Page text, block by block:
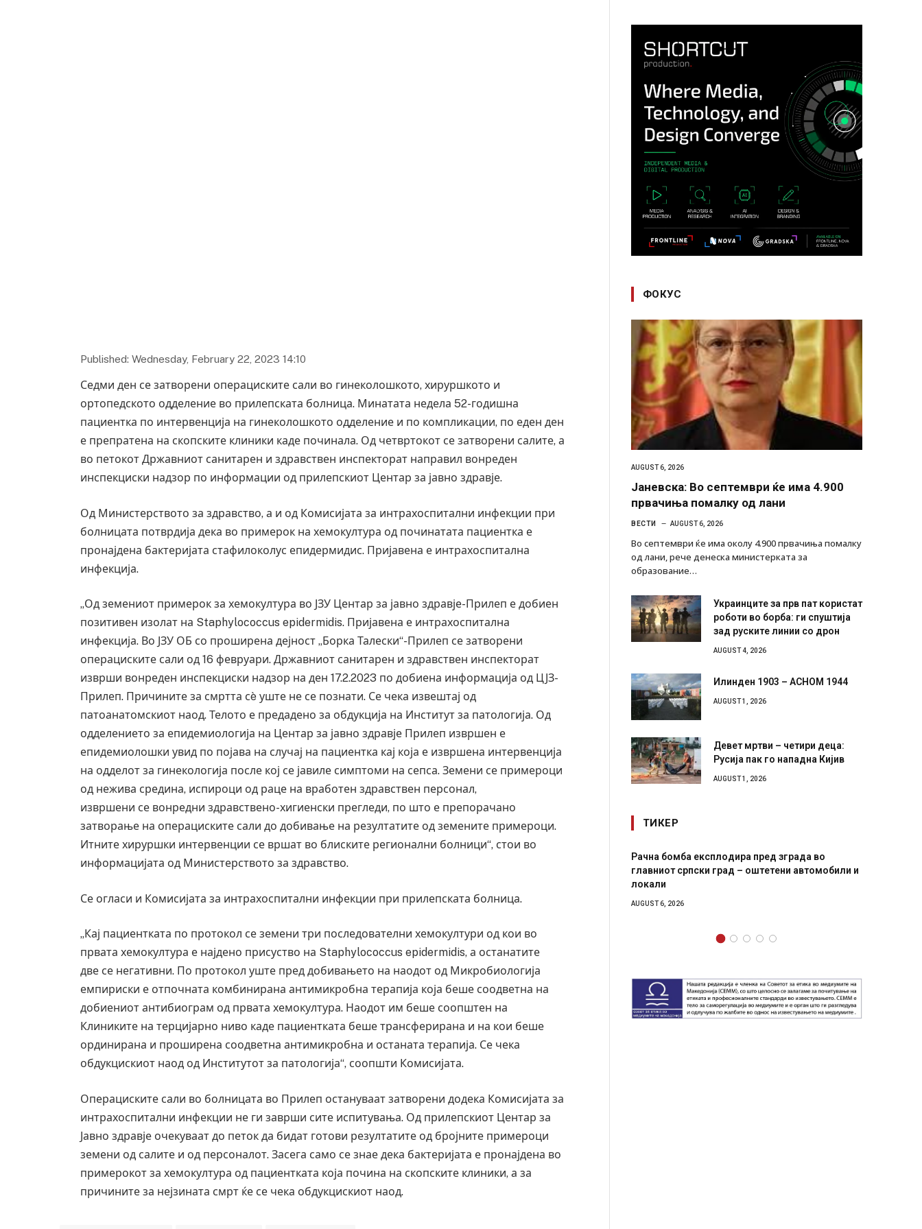
Published: Wednesday, February 22, 2023 14:10
Седми ден се затворени операциските сали во гинеколошкото, хируршкото и
ортопедското одделение во прилепската болница. Минатата недела 52-годишна
пациентка по интервенција на гинеколошкото одделение и по компликации, по еден ден
е препратена на скопските клиники каде починала. Од четвртокот се затворени салите, а
во петокот Државниот санитарен и здравствен инспекторат направил вонреден
инспекциски надзор по информации од прилепскиот Центар за јавно здравје.
Од Министерството за здравство, а и од Комисијата за интрахоспитални инфекции при
болницата потврдија дека во примерок на хемокултура од починатата пациентка е
пронајдена бактеријата стафилоколус епидермидис. Пријавена е интрахоспитална
инфекција.
„Од земениот примерок за хемокултура во ЈЗУ Центар за јавно здравје-Прилеп е добиен
позитивен изолат на Staphylococcus epidermidis. Пријавена е интрахоспитална
инфекција. Во ЈЗУ ОБ со проширена дејност „Борка Талески“-Прилеп се затворени
операциските сали од 16 февруари. Државниот санитарен и здравствен инспекторат
изврши вонреден инспекциски надзор на ден 17.2.2023 по добиена информација од ЦЈЗ-
Прилеп. Причините за смртта сè уште не се познати. Се чека извештај од
патоанатомскиот наод. Телото е предадено за обдукција на Институт за патологија. Од
одделението за епидемиологија на Центар за јавно здравје Прилеп извршен е
епидемиолошки увид по појава на случај на пациентка кај која е извршена интервенција
на одделот за гинекологија после кој се јавиле симптоми на сепса. Земени се примероци
од нежива средина, испироци од раце на вработен здравствен персонал,
извршени се вонредни здравствено-хигиенски прегледи, по што е препорачано
затворање на операциските сали до добивање на резултатите од земените примероци.
Итните хируршки интервенции се вршат во блиските регионални болници“, стои во
информацијата од Министерството за здравство.
Се огласи и Комисијата за интрахоспитални инфекции при прилепската болница.
„Кај пациентката по протокол се земени три последователни хемокултури од кои во
првата хемокултура е најдено присуство на Staphylococcus epidermidis, а останатите
две се негативни. По протокол уште пред добивањето на наодот од Микробиологија
емпириски е отпочната комбинирана антимикробна терапија која беше соодветна на
добиениот антибиограм од првата хемокултура. Наодот им беше соопштен на
Клиниките на терцијарно ниво каде пациентката беше трансферирана и на кои беше
ординирана и проширена соодветна антимикробна и останата терапија. Се чека
обдукцискиот наод од Институтот за патологија“, соопшти Комисијата.
Операциските сали во болницата во Прилеп остануваат затворени додека Комисијата за
интрахоспитални инфекции не ги заврши сите испитувања. Од прилепскиот Центар за
Јавно здравје очекуваат до петок да бидат готови резултатите од бројните примероци
земени од салите и од персоналот. Засега само се знае дека бактеријата е пронајдена во
примерокот за хемокултура од пациентката која почина на скопските клиники, а за
причините за нејзината смрт ќе се чека обдукцискиот наод.
Јаневска: Во септември ќе има 4.900
првачиња помалку од лани
ВЕСТИ
Во септември ќе има околу 4.900 првачиња помалку
од лани, рече денеска министерката за
образование…
роботи во борба: ги спуштија
зад руските линии со дрон
AUGUST 4, 2026
AUGUST 1, 2026
Русија пак го нападна Кијив
AUGUST 1, 2026
Грција: Горат Парос, Андрос, Калимнос, Крит, …
JULY 30, 2026
Рачна бомба експлодира пред зграда во
11-месечна воена
AUGUST 4, 2026